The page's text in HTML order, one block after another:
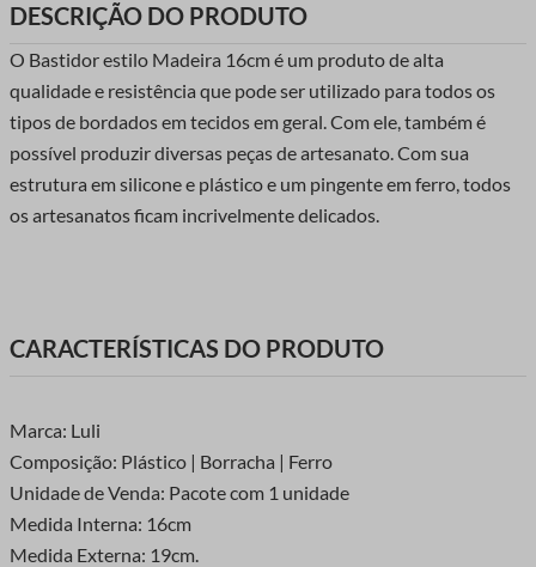
DESCRIÇÃO DO PRODUTO
O Bastidor estilo Madeira 16cm é um produto de alta
qualidade e resistência que pode ser utilizado para todos os
tipos de bordados em tecidos em geral. Com ele, também é
possível produzir diversas peças de artesanato. Com sua
estrutura em silicone e plástico e um pingente em ferro, todos
os artesanatos ficam incrivelmente delicados.
CARACTERÍSTICAS DO PRODUTO
Marca: Luli
Composição: Plástico | Borracha | Ferro
Unidade de Venda: Pacote com 1 unidade
Medida Interna: 16cm
Medida Externa: 19cm.